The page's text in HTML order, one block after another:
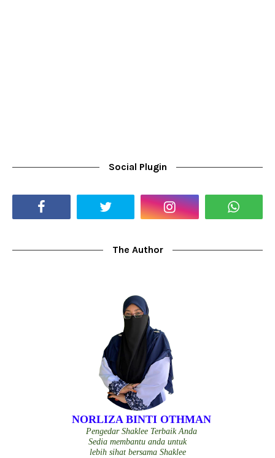
Social Plugin
The Author
NORLIZA BINTI OTHMAN
Pengedar Shaklee Terbaik Anda
Sedia membantu anda untuk
lebih sihat bersama Shaklee